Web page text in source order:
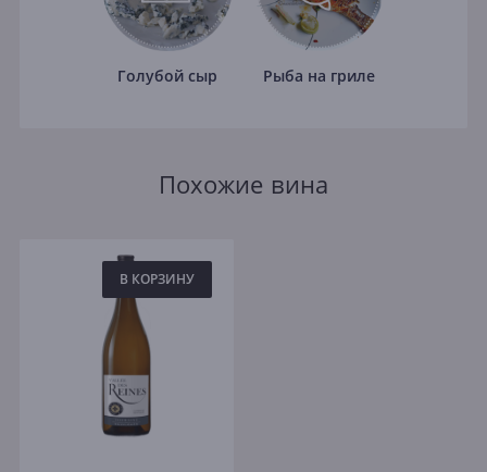
Голубой сыр Рыба на гриле
Похожие вина
В КОРЗИНУ